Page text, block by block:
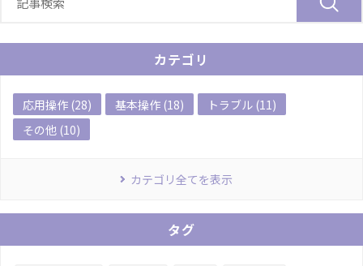
カテゴリ
応用操作 (28) 基本操作 (18)
トラブル (11)
その他 (10)
カテゴリ全てを表示
タグ